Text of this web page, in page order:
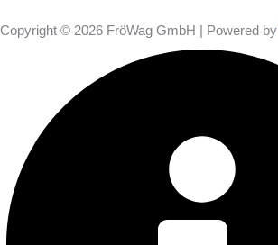
Copyright © 2026 FröWag GmbH | Powered by